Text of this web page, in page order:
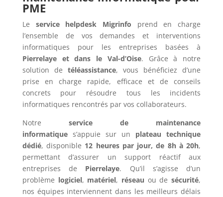
PME
Le service helpdesk Migrinfo prend en charge
l’ensemble de vos demandes et interventions
informatiques pour les entreprises basées à
Pierrelaye et dans le Val-d’Oise. Grâce à notre
solution de téléassistance, vous bénéficiez d’une
prise en charge rapide, efficace et de conseils
concrets pour résoudre tous les incidents
informatiques rencontrés par vos collaborateurs.
Notre service de maintenance
informatiques’appuie sur un plateau technique
dédié, disponible 12 heures par jour, de 8h à 20h,
permettant d’assurer un support réactif aux
entreprises de Pierrelaye. Qu’il s’agisse d’un
problème logiciel, matériel, réseau ou desécurité,
nos équipes interviennent dans les meilleurs délais